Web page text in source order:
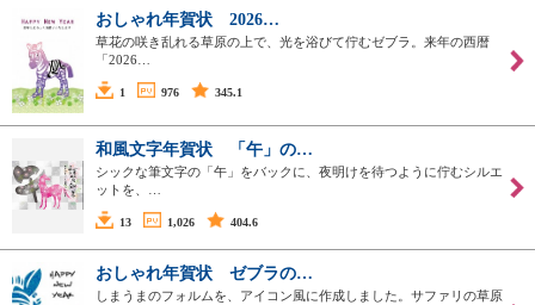
おしゃれ年賀状 2026…
草花の咲き乱れる草原の上で、光を浴びて佇むゼブラ。来年の西暦
「2026…
1 976 345.1
和風文字年賀状 「午」の…
シックな筆文字の「午」をバックに、夜明けを待つように佇むシルエ
ットを、…
13 1,026 404.6
おしゃれ年賀状 ゼブラの…
しまうまのフォルムを、アイコン風に作成しました。サファリの草原